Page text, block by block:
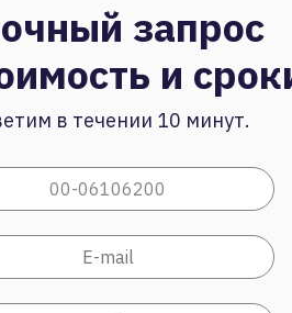
запрос
и
в течении 10 минут.